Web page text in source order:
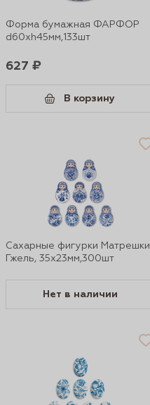
Форма бумажная ФАРФОР
d60xh45мм,133шт
627 ₽
В корзину
Сахарные фигурки Матрешки
Гжель, 35х23мм,300шт
Нет в наличии